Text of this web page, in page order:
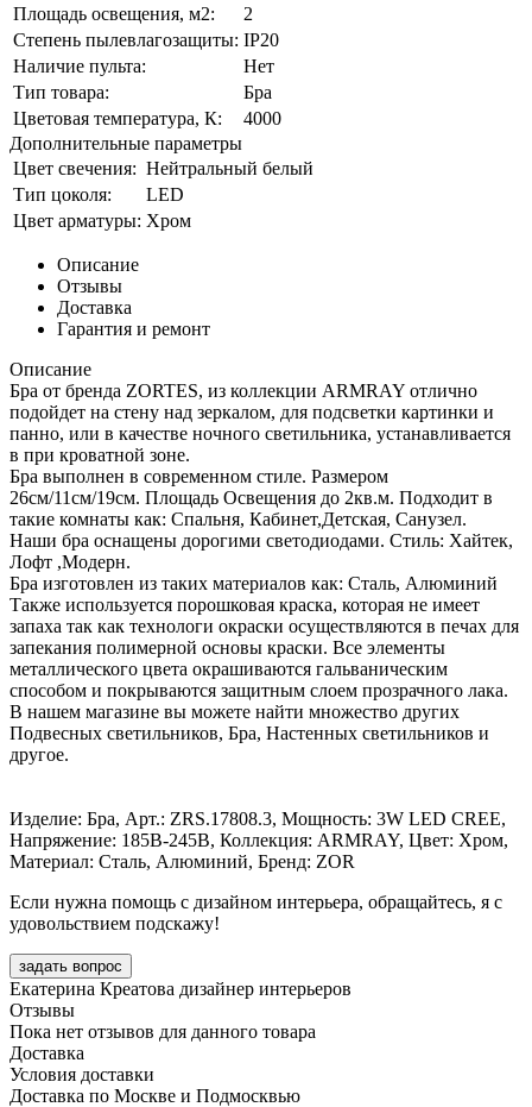
Площадь освещения, м2:
2
Степень пылевлагозащиты: IP20
Наличие пульта:
Нет
Тип товара:
Бра
Цветовая температура, К:
4000
Дополнительные параметры
Цвет свечения: Нейтральный белый
Тип цоколя:
LED
Цвет арматуры: Хром
Описание
Отзывы
Доставка
Гарантия и ремонт
Описание
Бра от бренда ZORTES, из коллекции ARMRAY отлично
подойдет на стену над зеркалом, для подсветки картинки и
панно, или в качестве ночного светильника, устанавливается
в при кроватной зоне.
Бра выполнен в современном стиле. Размером
26см/11см/19см. Площадь Освещения до 2кв.м. Подходит в
такие комнаты как: Спальня, Кабинет,Детская, Санузел.
Наши бра оснащены дорогими светодиодами. Стиль: Хайтек,
Лофт ,Модерн.
Бра изготовлен из таких материалов как: Сталь, Алюминий
Также используется порошковая краска, которая не имеет
запаха так как технологи окраски осуществляются в печах для
запекания полимерной основы краски. Все элементы
металлического цвета окрашиваются гальваническим
способом и покрываются защитным слоем прозрачного лака.
В нашем магазине вы можете найти множество других
Подвесных светильников, Бра, Настенных светильников и
другое.
Изделие: Бра, Арт.: ZRS.17808.3, Мощность: 3W LED CREE,
Напряжение: 185В-245В, Коллекция: ARMRAY, Цвет: Хром,
Материал: Сталь, Алюминий, Бренд: ZOR
Если нужна помощь с дизайном интерьера, обращайтесь, я с
удовольствием подскажу!
задать вопрос
Екатерина Креатова дизайнер интерьеров
Отзывы
Пока нет отзывов для данного товара
Доставка
Условия доставки
Доставка по Москве и Подмосквью